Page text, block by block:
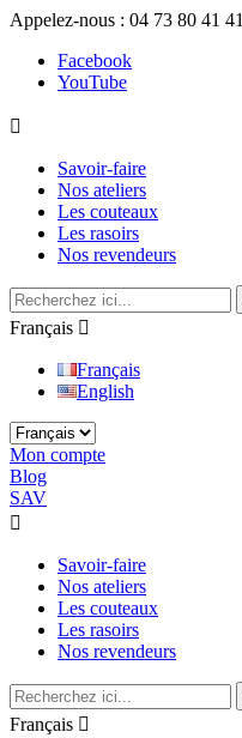
Appelez-nous : 04 73 80 41 41
Facebook
YouTube

Savoir-faire
Nos ateliers
Les couteaux
Les rasoirs
Nos revendeurs
Français 
Français
English
Mon compte
Blog
SAV

Savoir-faire
Nos ateliers
Les couteaux
Les rasoirs
Nos revendeurs
Français 